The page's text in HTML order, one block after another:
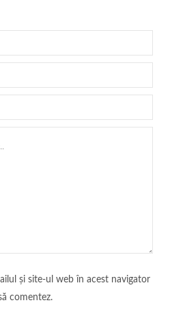
și site-ul web în acest navigator
comentez.